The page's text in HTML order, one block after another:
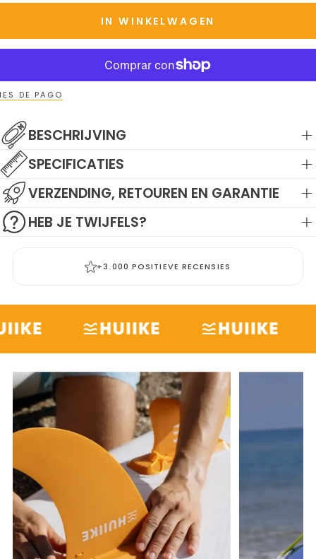
IN WINKELWAGEN
DE PAGO
BESCHRIJVING
SPECIFICATIES
VERZENDING, RETOUREN EN GARANTIE
HEB JE TWIJFELS?
+3.000 POSITIEVE RECENSIES